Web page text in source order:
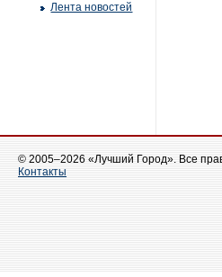
Лента новостей
© 2005–2026 «Лучший Город». Все
Контакты